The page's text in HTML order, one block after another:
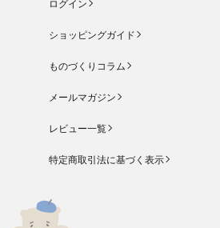
ログイン
ショッピングガイド
ものづくりコラム
メールマガジン
レビュー一覧
特定商取引法に基づく表示